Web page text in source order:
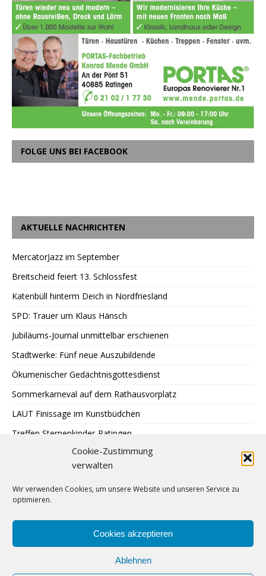
Cookie-Zustimmung
verwalten
Wir verwenden Cookies, um unsere Website und unseren Service zu
optimieren.
Cookies akzeptieren
Ablehnen
FOLGE UNS BEI FACEBOOK
AKTUELLE NACHRICHTEN
MercatorJazz im September
Breitscheid feiert 13. Schlossfest
Katenbüll hinterm Deich in Nordfriesland
SPD: Trauer um Klaus Hänsch
Jubiläums-Journal unmittelbar erschienen
Stadtwerke: Fünf neue Auszubildende
Ökumenischer Gedächtnisgottesdienst
Sommerkarneval auf dem Rathausvorplatz
LAUT Finissage im Kunstbüdchen
Treffen Sternenkinder-Ratingen
SPD: Besuch bei Johann + Wittmer
Ausstellung im Mehrgenerationentreff Tiefenbroich
400 zu schnelle Autofahrer
Sommer auf Eis legen